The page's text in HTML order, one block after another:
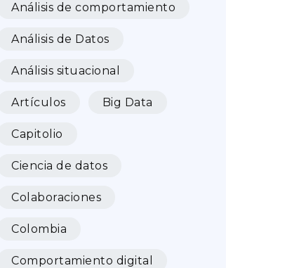
Análisis de comportamiento
Análisis de Datos
Análisis situacional
Artículos Big Data
Capitolio
Ciencia de datos
Colaboraciones
Colombia
Comportamiento digital